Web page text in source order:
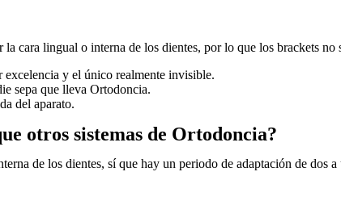
la cara lingual o interna de los dientes, por lo que los brackets
y el único realmente invisible.
sepa que lleva Ortodoncia.
del aparato.
otros sistemas de Ortodoncia?
de los dientes, sí que hay un periodo de adaptación de dos